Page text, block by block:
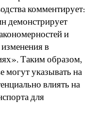
комментирует:
демонстрирует
и
в
Таким образом,
могут указывать на
влиять на
для